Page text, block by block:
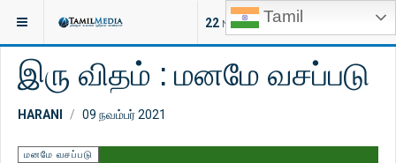
Tamil
22 NEW ARTICLES
இருக்குமிடம்: ஆன்மீகம் மனமே வசப்படு
இரு விதம் : மனமே வசப்படு
HARANI 09 நவம்பர் 2021
மனமே வசப்படு